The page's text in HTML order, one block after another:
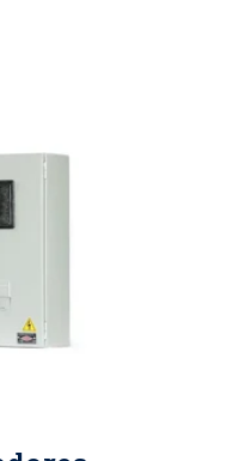
color gris
Chapas
y perno